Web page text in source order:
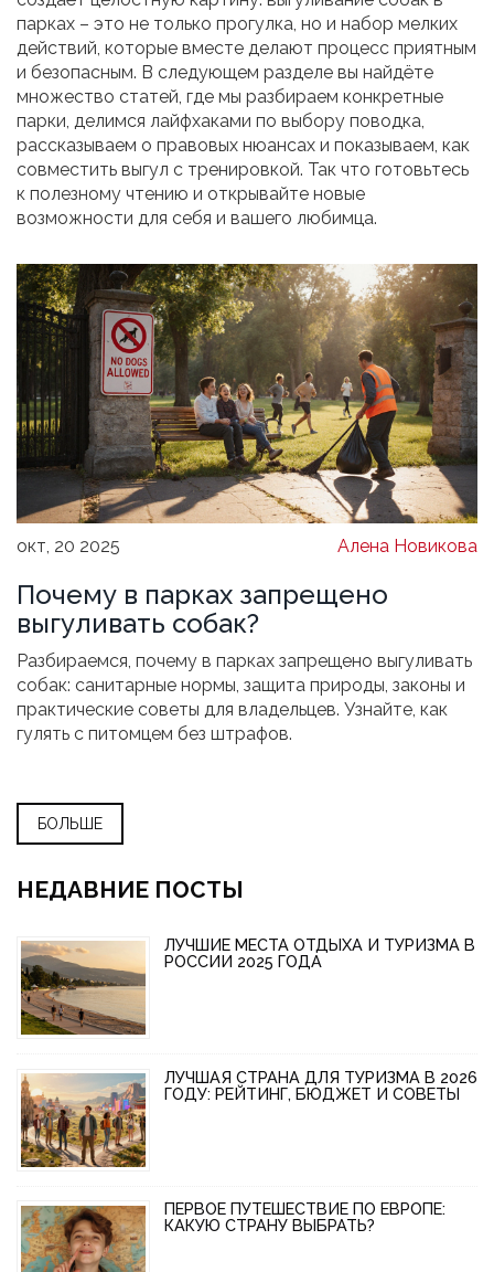
парках – это не только прогулка, но и набор мелких
действий, которые вместе делают процесс приятным
и безопасным. В следующем разделе вы найдёте
множество статей, где мы разбираем конкретные
парки, делимся лайфхаками по выбору поводка,
рассказываем о правовых нюансах и показываем, как
совместить выгул с тренировкой. Так что готовьтесь
к полезному чтению и открывайте новые
возможности для себя и вашего любимца.
окт, 20 2025 Алена Новикова
Почему в парках запрещено
выгуливать собак?
Разбираемся, почему в парках запрещено выгуливать
собак: санитарные нормы, защита природы, законы и
практические советы для владельцев. Узнайте, как
гулять с питомцем без штрафов.
БОЛЬШЕ
НЕДАВНИЕ ПОСТЫ
ЛУЧШИЕ МЕСТА ОТДЫХА И ТУРИЗМА В
РОССИИ 2025 ГОДА
ЛУЧШАЯ СТРАНА ДЛЯ ТУРИЗМА В 2026
ГОДУ: РЕЙТИНГ, БЮДЖЕТ И СОВЕТЫ
ПЕРВОЕ ПУТЕШЕСТВИЕ ПО ЕВРОПЕ:
КАКУЮ СТРАНУ ВЫБРАТЬ?